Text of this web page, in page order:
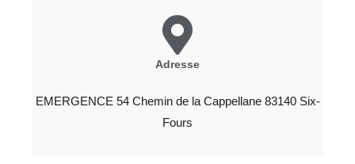
Adresse
EMERGENCE 54 Chemin de la Cappellane 83140 Six-
Fours